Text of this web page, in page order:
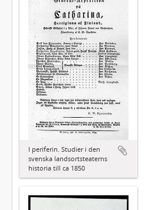
I periferin. Studier i den
svenska landsortsteaterns
historia till ca 1850